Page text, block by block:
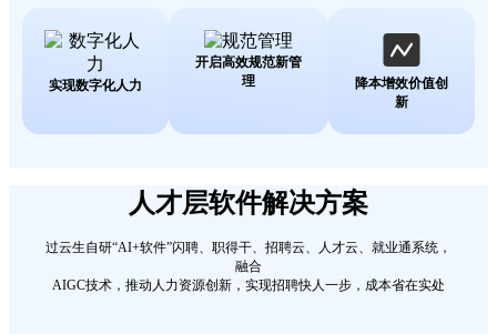
实现数字化人力
开启高效规范新管
理
降本增效价值创
新
人才层软件解决方案
过云生自研“AI+软件”闪聘、职得干、招聘云、人才云、就业通系统，
融合
AIGC技术，推动人力资源创新，实现招聘快人一步，成本省在实处